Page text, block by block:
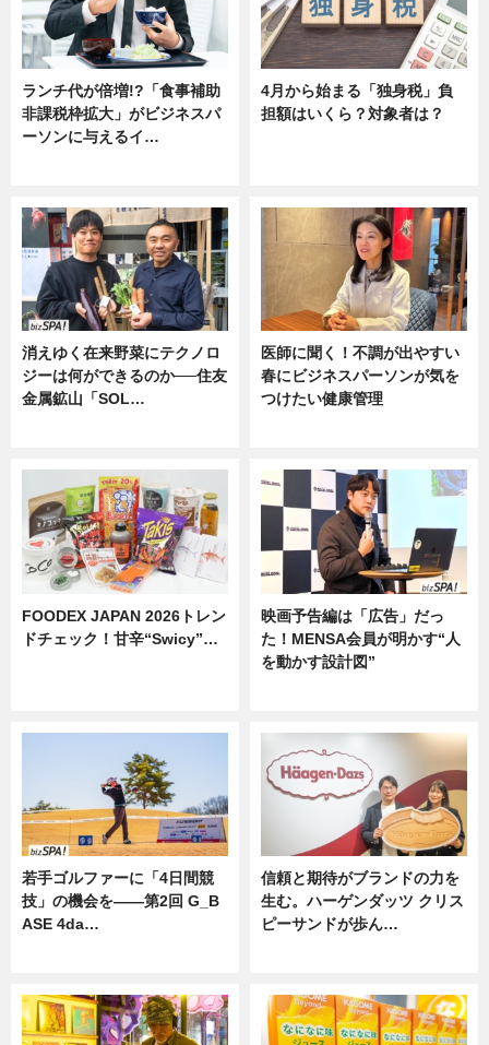
ランチ代が倍増!?「食事補助
非課税枠拡大」がビジネスパ
ーソンに与えるイ…
4月から始まる「独身税」負
担額はいくら？対象者は？
消えゆく在来野菜にテクノロ
ジーは何ができるのか──住友
金属鉱山「SOL…
医師に聞く！不調が出やすい
春にビジネスパーソンが気を
つけたい健康管理
FOODEX JAPAN 2026トレン
ドチェック！甘辛“Swicy”…
映画予告編は「広告」だっ
た！MENSA会員が明かす“人
を動かす設計図”
若手ゴルファーに「4日間競
技」の機会を——第2回 G_B
ASE 4da…
信頼と期待がブランドの力を
生む。ハーゲンダッツ クリス
ピーサンドが歩ん…